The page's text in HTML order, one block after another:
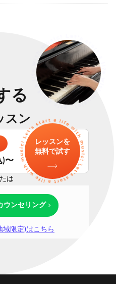
る
スン
)〜
レッスンを
無料で試す
は
ウンセリング
域限定)はこちら